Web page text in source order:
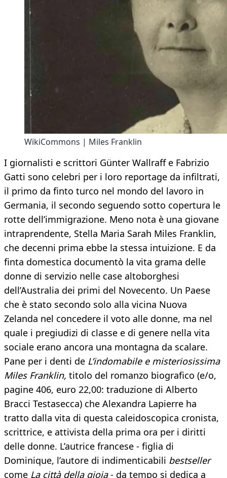
WikiCommons | Miles Franklin
I giornalisti e scrittori Günter Wallraff e Fabrizio
Gatti sono celebri per i loro reportage da infiltrati,
il primo da finto turco nel mondo del lavoro in
Germania, il secondo seguendo sotto copertura le
rotte dell’immigrazione. Meno nota è una giovane
intraprendente, Stella Maria Sarah Miles Franklin,
che decenni prima ebbe la stessa intuizione. E da
finta domestica documentò la vita grama delle
donne di servizio nelle case altoborghesi
dell’Australia dei primi del Novecento. Un Paese
che è stato secondo solo alla vicina Nuova
Zelanda nel concedere il voto alle donne, ma nel
quale i pregiudizi di classe e di genere nella vita
sociale erano ancora una montagna da scalare.
Pane per i denti de L’indomabile e misteriosissima
Miles Franklin, titolo del romanzo biografico (e/o,
pagine 406, euro 22,00: traduzione di Alberto
Bracci Testasecca) che Alexandra Lapierre ha
tratto dalla vita di questa caleidoscopica cronista,
scrittrice, e attivista della prima ora per i diritti
delle donne. L’autrice francese - figlia di
Dominique, l’autore di indimenticabili bestseller
come La città della gioia- da tempo si dedica a